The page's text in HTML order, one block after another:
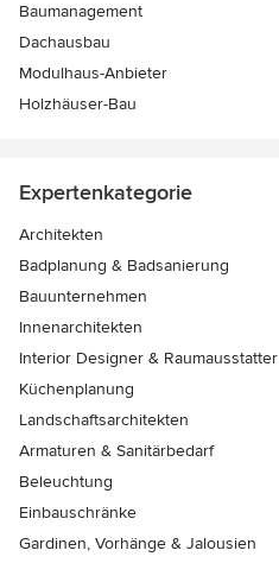
Baumanagement
Dachausbau
Modulhaus-Anbieter
Holzhäuser-Bau
Expertenkategorie
Architekten
Badplanung & Badsanierung
Bauunternehmen
Innenarchitekten
Interior Designer & Raumausstatter
Küchenplanung
Landschaftsarchitekten
Armaturen & Sanitärbedarf
Beleuchtung
Einbauschränke
Gardinen, Vorhänge & Jalousien